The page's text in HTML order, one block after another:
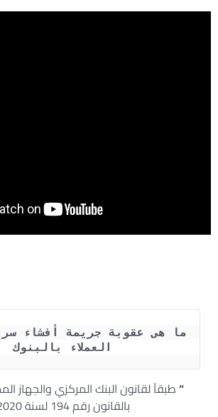
العملاء بالبنوك
“طبقآ لقانون البنك المركزي والجهاز
بالقانون رقم 194 لسنة 2020